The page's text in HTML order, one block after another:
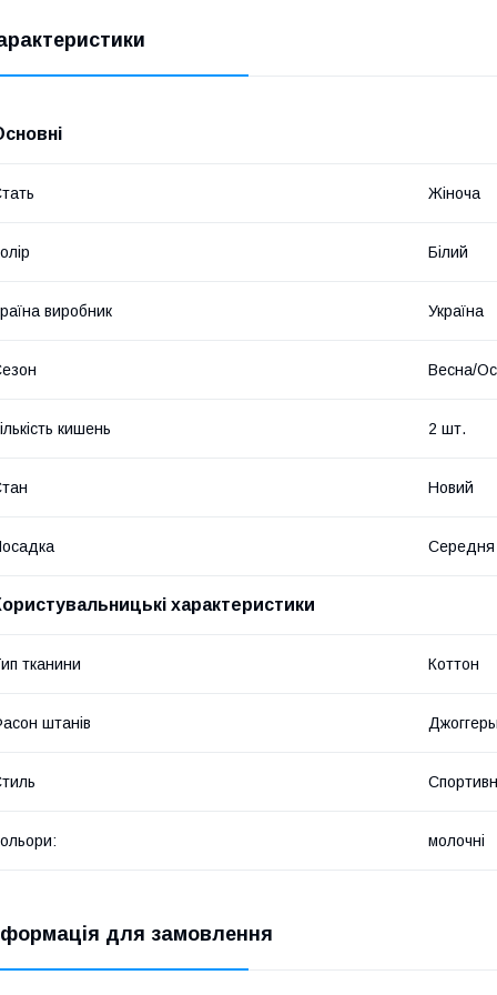
Жіноча
Білий
виробник Україна
Весна/
кишень 2 шт.
Новий
Середня
характеристики
тканини Коттон
штанів
молочні
для замовлення